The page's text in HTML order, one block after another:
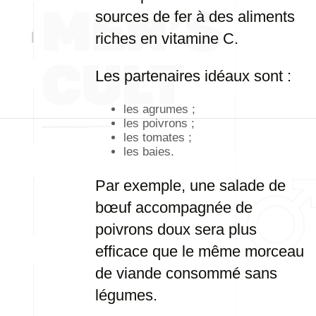
sources de fer à des aliments
riches en vitamine C.
Les partenaires idéaux sont :
les agrumes ;
les poivrons ;
les tomates ;
les baies.
Par exemple, une salade de
bœuf accompagnée de
poivrons doux sera plus
efficace que le même morceau
de viande consommé sans
légumes.